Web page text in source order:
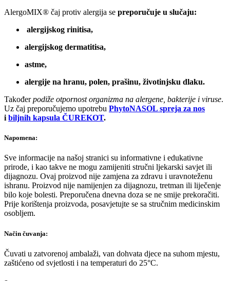
AlergoMIX® čaj protiv alergija se preporučuje u slučaju:
alergijskog rinitisa,
alergijskog dermatitisa,
astme,
alergije na hranu, polen, prašinu, životinjsku dlaku.
Takođerpodiže otpornost organizma na alergene, bakterije i viruse.
Uz čaj preporučujemo upotrebu PhytoNASOL spreja za nos
i biljnih kapsula ČUREKOT.
Napomena:
Sve informacije na našoj stranici su informativne i edukativne
prirode, i kao takve ne mogu zamijeniti stručni ljekarski savjet ili
dijagnozu. Ovaj proizvod nije zamjena za zdravu i uravnoteženu
ishranu. Proizvod nije namijenjen za dijagnozu, tretman ili liječenje
bilo koje bolesti. Preporučena dnevna doza se ne smije prekoračiti.
Prije korištenja proizvoda, posavjetujte se sa stručnim medicinskim
osobljem.
Način čuvanja:
Čuvati u zatvorenoj ambalaži, van dohvata djece na suhom mjestu,
zaštićeno od svjetlosti i na temperaturi do 25°C.